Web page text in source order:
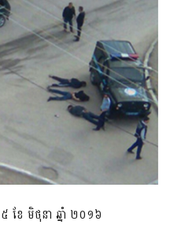
ខែ មិថុនា ឆ្នាំ ២០១៦